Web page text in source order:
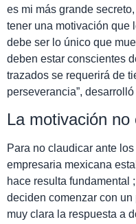
es mi más grande
tener una motivación que
debe ser lo único que
deben estar conscientes
trazados se requerirá de
perseverancia”,
La motivación
Para no claudicar ante
empresaria mexicana
hace resulta fundamental
deciden comenzar con
muy clara la respuesta a